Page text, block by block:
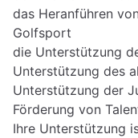
das Heranführen
Golfsport
die Unterstützung
Unterstützung des
Unterstützung der
Förderung von
Ihre Unterstützung